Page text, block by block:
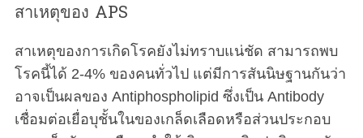
สาเหตุของ APS
สาเหตุของการเกิดโรคยังไม่ทราบแน่ชัด สามารถพบ
โรคนี้ได้ 2-4% ของคนทั่วไป แต่มีการสันนิษฐานกันว่า
อาจเป็นผลของ Antiphospholipid ซึ่งเป็น Antibody
เชื่อมต่อเยื่อบุชั้นในของเกล็ดเลือดหรือส่วนประกอบ